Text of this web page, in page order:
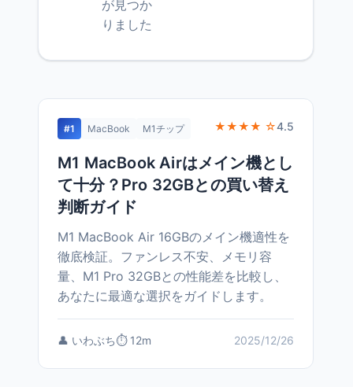
が見つか
りました
#1 MacBook M1チップ ★★★★ ☆4.5
M1 MacBook Airはメイン機とし
て十分？Pro 32GBとの買い替え
判断ガイド
M1 MacBook Air 16GBのメイン機適性を
徹底検証。ファンレス不安、メモリ容
量、M1 Pro 32GBとの性能差を比較し、
あなたに最適な選択をガイドします。
👤 いわぶち⏱️ 12m 2025/12/26